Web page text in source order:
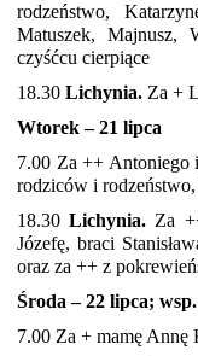
rodzeństwo,
Matuszek, Majnusz,
czyśćcu cierpiące
18.30 Lichynia. Za +
Wtorek – 21 lipca
7.00 Za ++ Antoniego
rodziców i
18.30Lichynia. Za
Józefę, braci
oraz za ++ z
Środa – 22 lipca;
7.00 Za + mamę Annę